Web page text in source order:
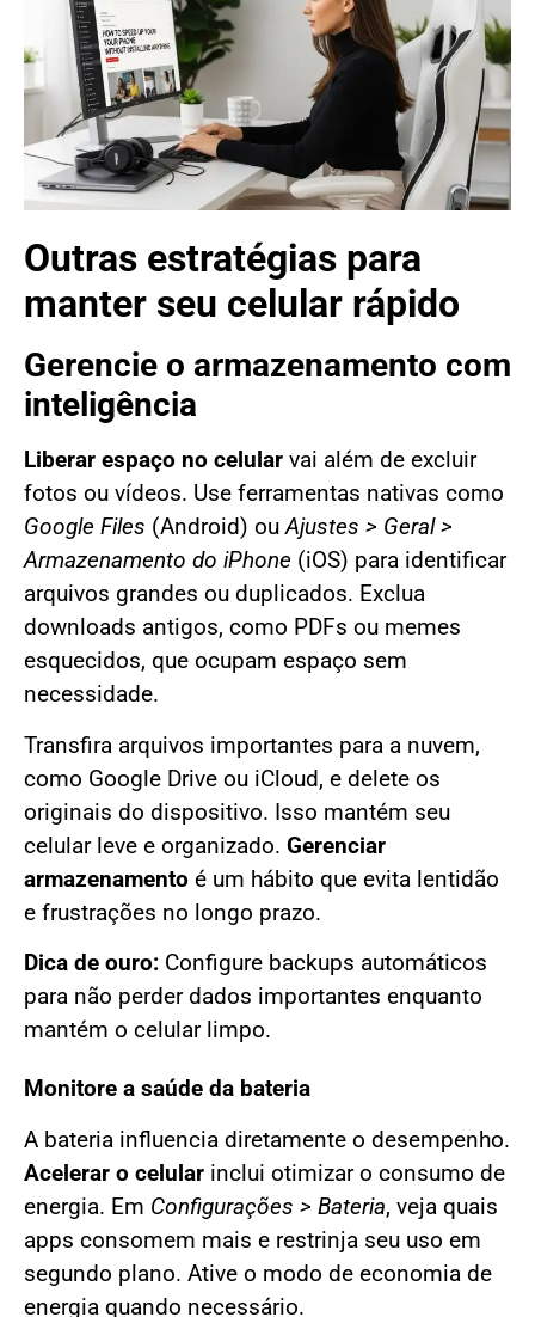
Outras estratégias para
manter seu celular rápido
Gerencie o armazenamento com
inteligência
Liberar espaço no celular vai além de excluir
fotos ou vídeos. Use ferramentas nativas como
Google Files (Android) ouAjustes > Geral >
Armazenamento do iPhone (iOS) para identificar
arquivos grandes ou duplicados. Exclua
downloads antigos, como PDFs ou memes
esquecidos, que ocupam espaço sem
necessidade.
Transfira arquivos importantes para a nuvem,
como Google Drive ou iCloud, e delete os
originais do dispositivo. Isso mantém seu
celular leve e organizado. Gerenciar
armazenamento é um hábito que evita lentidão
e frustrações no longo prazo.
Dica de ouro: Configure backups automáticos
para não perder dados importantes enquanto
mantém o celular limpo.
Monitore a saúde da bateria
A bateria influencia diretamente o desempenho.
Acelerar o celular inclui otimizar o consumo de
energia. Em Configurações > Bateria, veja quais
apps consomem mais e restrinja seu uso em
segundo plano. Ative o modo de economia de
energia quando necessário.